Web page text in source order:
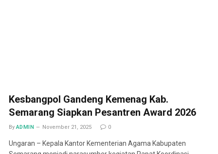
Kesbangpol Gandeng Kemenag Kab.
Semarang Siapkan Pesantren Award 2026
By ADMIN November 21, 2025 0
Ungaran – Kepala Kantor Kementerian Agama Kabupaten